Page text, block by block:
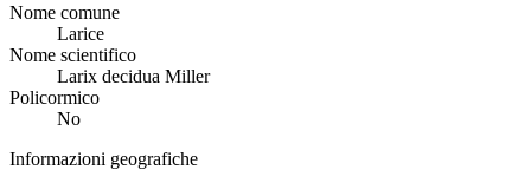
Nome comune
Larice
Nome scientifico
Larix decidua Miller
Policormico
No
Informazioni geografiche